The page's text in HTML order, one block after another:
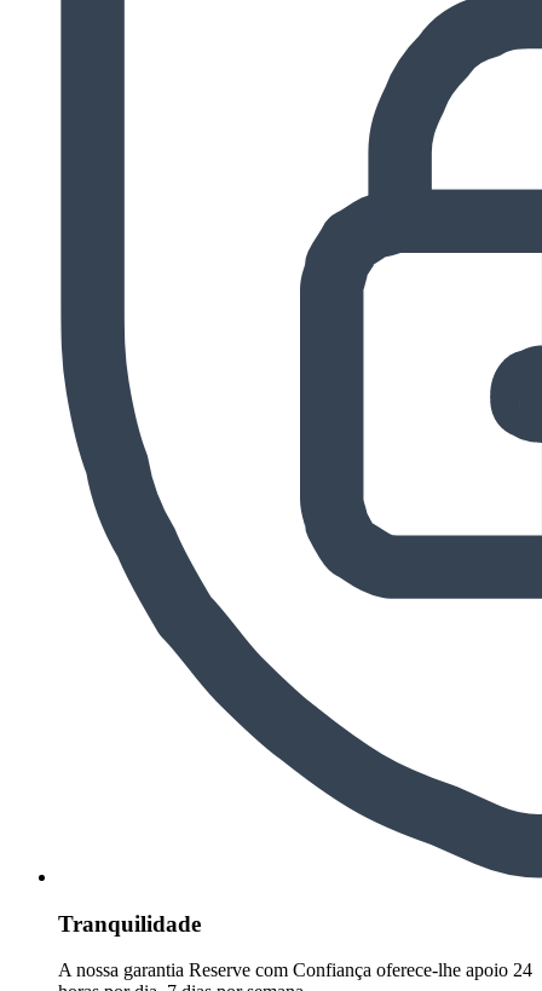
Tranquilidade
A nossa garantia Reserve com Confiança oferece-lhe apoio 24